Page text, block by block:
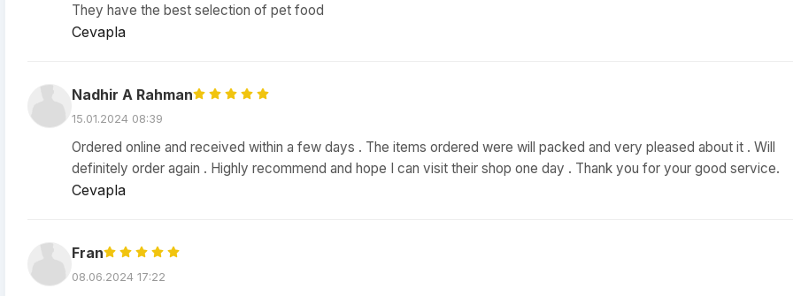
They have the best selection of pet food
Cevapla
Nadhir A Rahman
15.01.2024 08:39
Ordered online and received within a few days . The items ordered were will packed and very pleased about it . Will
definitely order again . Highly recommend and hope I can visit their shop one day . Thank you for your good service.
Cevapla
Fran
08.06.2024 17:22